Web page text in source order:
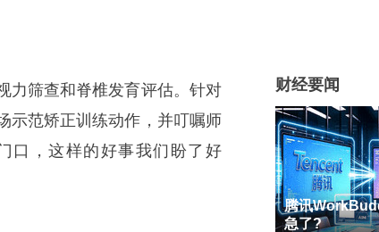
力筛查和脊椎发育评估。针对
示范矫正训练动作，并叮嘱师
口，这样的好事我们盼了好
财经要闻
腾讯
急了?